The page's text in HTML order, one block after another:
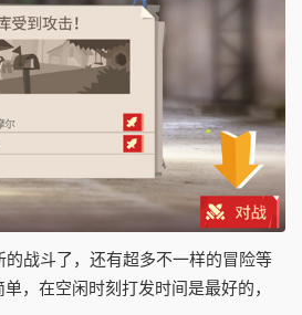
的战斗了，还有超多不一样的冒险等
，在空闲时刻打发时间是最好的，